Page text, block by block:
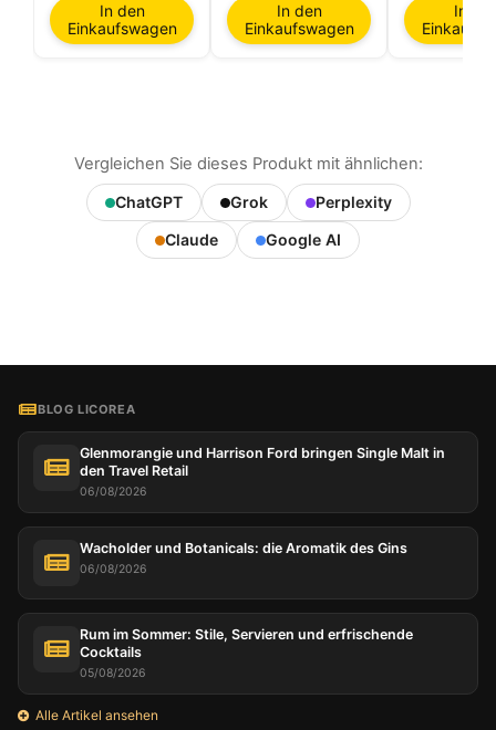
In den
Einkaufswagen
In den
Einkaufswagen
In
Vergleichen Sie dieses Produkt mit ähnlichen:
ChatGPT Grok
Perplexity
Claude
Google AI
BLOG LICOREA
Glenmorangie und Harrison Ford bringen Single Malt in
den Travel Retail
06/08/2026
Wacholder und Botanicals: die Aromatik des Gins
06/08/2026
Rum im Sommer: Stile, Servieren und erfrischende
Cocktails
05/08/2026
Alle Artikel ansehen